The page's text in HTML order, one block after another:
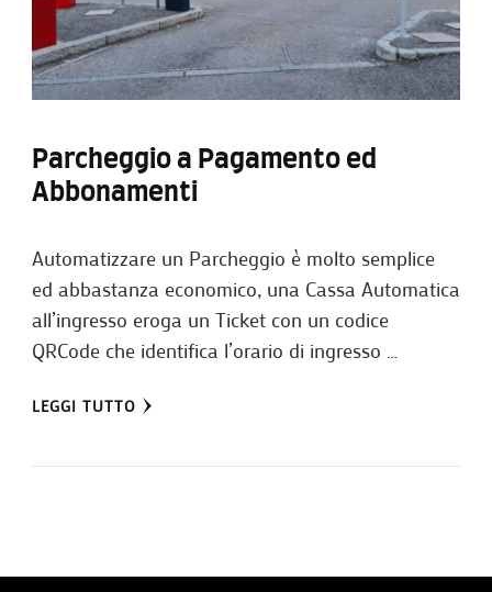
Parcheggio a Pagamento ed
Abbonamenti
Automatizzare un Parcheggio è molto semplice
ed abbastanza economico, una Cassa Automatica
all’ingresso eroga un Ticket con un codice
QRCode che identifica l’orario di ingresso …
LEGGI TUTTO